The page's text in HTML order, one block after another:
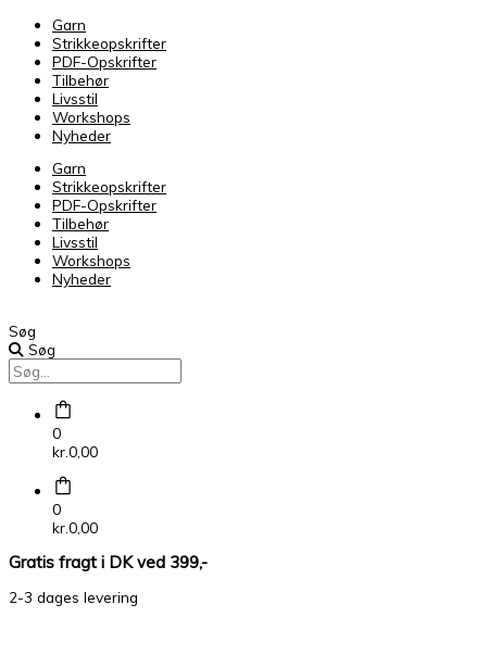
Garn
Strikkeopskrifter
PDF-Opskrifter
Tilbehør
Livsstil
Workshops
Nyheder
Garn
Strikkeopskrifter
PDF-Opskrifter
Tilbehør
Livsstil
Workshops
Nyheder
Søg
Søg
0
kr.0,00
0
kr.0,00
Gratis fragt i DK ved 399,-
2-3 dages levering